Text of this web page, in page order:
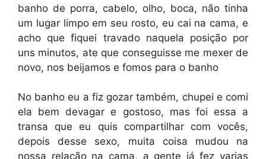
banho de porra, cabelo, olho, boca, não tinha
um lugar limpo em seu rosto, eu cai na cama, e
acho que fiquei travado naquela posição por
uns minutos, ate que conseguisse me mexer de
novo, nos beijamos e fomos para o banho
No banho eu a fiz gozar também, chupei e comi
ela bem devagar e gostoso, mas foi essa a
transa que eu quis compartilhar com vocês,
depois desse sexo, muita coisa mudou na
nossa relação na cama, a gente já fez varias